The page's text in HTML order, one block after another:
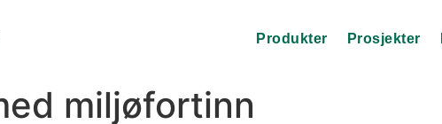
Produkter Prosjekter
miljøfortinn